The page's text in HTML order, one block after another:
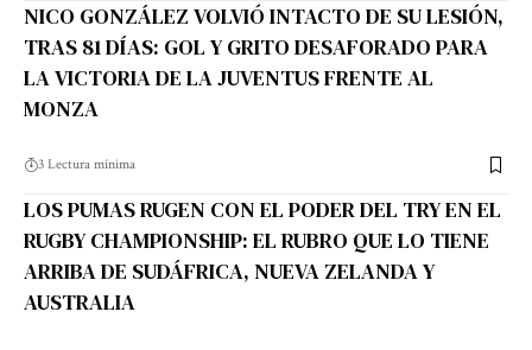
NICO GONZÁLEZ VOLVIÓ INTACTO DE SU LESIÓN,
TRAS 81 DÍAS: GOL Y GRITO DESAFORADO PARA
LA VICTORIA DE LA JUVENTUS FRENTE AL
MONZA
3 Lectura mínima
LOS PUMAS RUGEN CON EL PODER DEL TRY EN EL
RUGBY CHAMPIONSHIP: EL RUBRO QUE LO TIENE
ARRIBA DE SUDÁFRICA, NUEVA ZELANDA Y
AUSTRALIA